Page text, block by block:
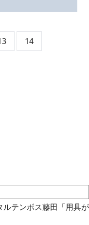
14
テンボス藤田「用具が